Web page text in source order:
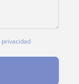
privacidad